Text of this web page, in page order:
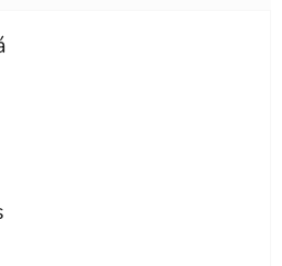
z 5 hvězdiček.
z 5 hvězdiček.
z 5 hvězdiček.